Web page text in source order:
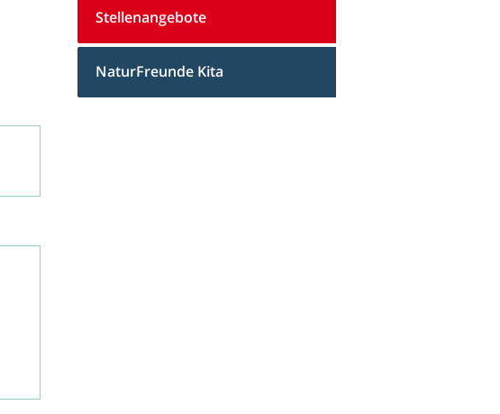
Stellenangebote
NaturFreunde Kita